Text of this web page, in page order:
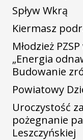
Spływ Wkrą
Kiermasz
Młodzież
„Energia
Budowanie
Powiatowy
Uroczystość
pożegnanie
Leszczyńskiej